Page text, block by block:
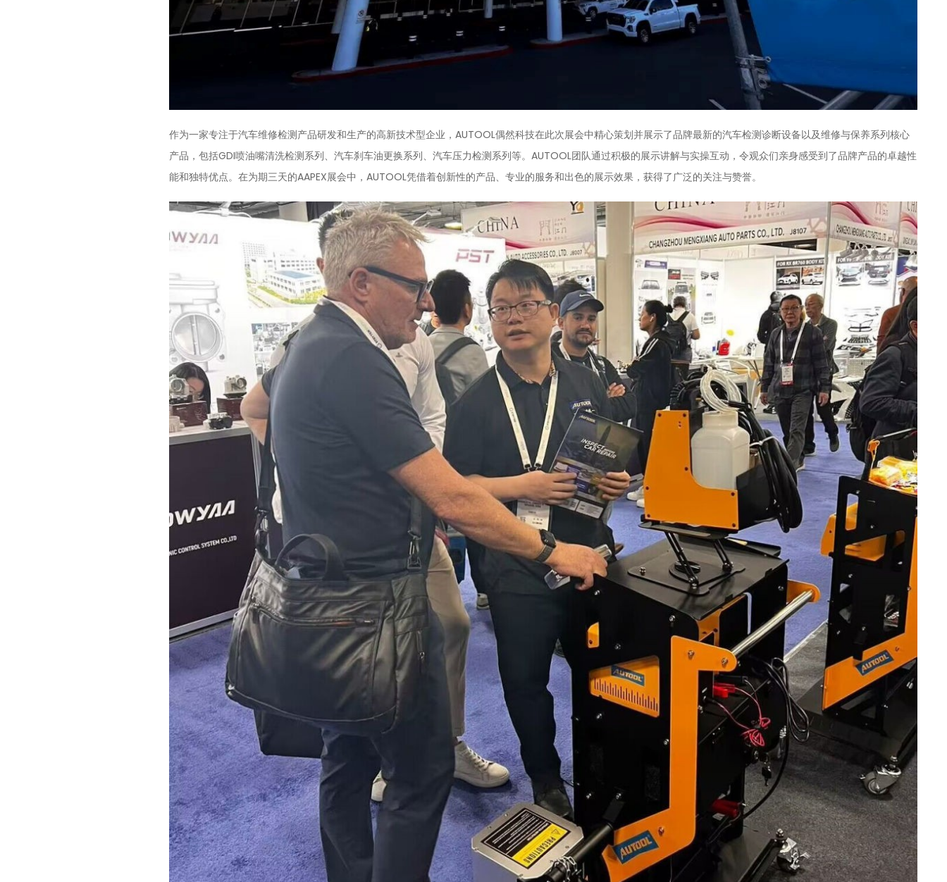
作为一家专注于汽车维修检测产品研发和生产的高新技术型企业，AUTOOL偶然科技在此次展会中精心策划并展示了品牌最新的汽车检测诊断设备以及维修与保养系列核心
产品，包括GDI喷油嘴清洗检测系列、汽车刹车油更换系列、汽车压力检测系列等。AUTOOL团队通过积极的展示讲解与实操互动，令观众们亲身感受到了品牌产品的卓越性
能和独特优点。在为期三天的AAPEX展会中，AUTOOL凭借着创新性的产品、专业的服务和出色的展示效果，获得了广泛的关注与赞誉。